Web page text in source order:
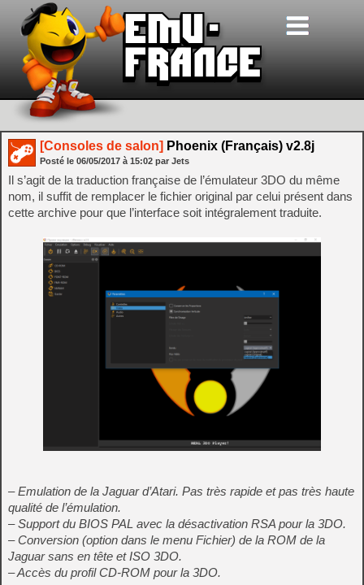
[Consoles de salon] Phoenix (Français) v2.8j
Posté le 06/05/2017 à 15:02 par Jets
Il s’agit de la traduction française de l’émulateur 3DO du même
nom, il suffit de remplacer le fichier original par celui présent dans
cette archive pour que l’interface soit intégralement traduite.
– Emulation de la Jaguar d’Atari. Pas très rapide et pas très haute
qualité de l’émulation.
– Support du BIOS PAL avec la désactivation RSA pour la 3DO.
– Conversion (option dans le menu Fichier) de la ROM de la
Jaguar sans en tête et ISO 3DO.
– Accès du profil CD-ROM pour la 3DO.